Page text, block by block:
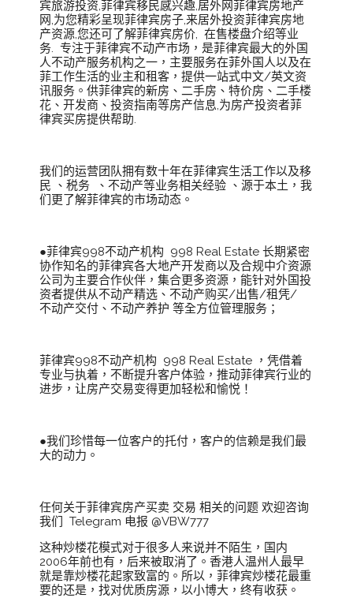
宾旅游投资,菲律宾移民感兴趣,居外网菲律宾房地产
网,为您精彩呈现菲律宾房子,来居外投资菲律宾房地
产资源,您还可了解菲律宾房价, 在售楼盘介绍等业
务. 专注于菲律宾不动产市场，是菲律宾最大的外国
人不动产服务机构之一，主要服务在菲外国人以及在
菲工作生活的业主和租客，提供一站式中文/英文资
讯服务。供菲律宾的新房、二手房、特价房、二手楼
花、开发商、投资指南等房产信息,为房产投资者菲
律宾买房提供帮助.
我们的运营团队拥有数十年在菲律宾生活工作以及移
民 、税务 、不动产等业务相关经验 、源于本土，我
们更了解菲律宾的市场动态。
●菲律宾998不动产机构 998 Real Estate 长期紧密
协作知名的菲律宾各大地产开发商以及合规中介资源
公司为主要合作伙伴，集合更多资源，能针对外国投
资者提供从不动产精选、不动产购买/出售/租凭/
不动产交付、不动产养护 等全方位管理服务；
菲律宾998不动产机构 998 Real Estate ，凭借着
专业与执着，不断提升客户体验，推动菲律宾行业的
进步，让房产交易变得更加轻松和愉悦！
●我们珍惜每一位客户的托付，客户的信赖是我们最
大的动力。
任何关于菲律宾房产买卖 交易 相关的问题 欢迎咨询
我们 Telegram 电报 @VBW777
这种炒楼花模式对于很多人来说并不陌生，国内
2006年前也有，后来被取消了。香港人温州人最早
就是靠炒楼花起家致富的。所以，菲律宾炒楼花最重
要的还是，找对优质房源，以小博大，终有收获。